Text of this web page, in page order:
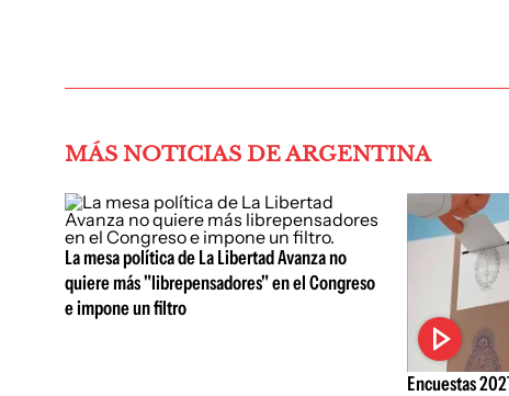
MÁS NOTICIAS DE ARGENTINA
La mesa política de La Libertad Avanza no
quiere más "librepensadores" en el Congreso
e impone un filtro
Encuestas